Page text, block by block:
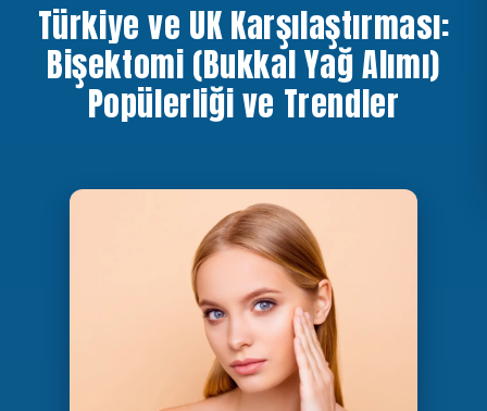
Türkiye ve UK Karşılaştırması:
Bişektomi (Bukkal Yağ Alımı)
Popülerliği ve Trendler